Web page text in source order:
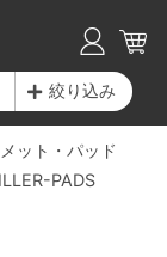
絞り込み
ット・パッド
PADS